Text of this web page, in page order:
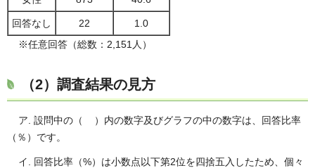
回答なし 22
1.0
※任意回答（総数：2,151人）
（2）調査結果の⾒⽅
ア. 設問中の（ ）内の数字及びグラフの中の数字は、回答⽐率
（％）です。
イ. 回答⽐率（%）は⼩数点以下第2位を四捨五⼊したため、個々